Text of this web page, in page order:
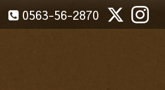
0563-56-2870